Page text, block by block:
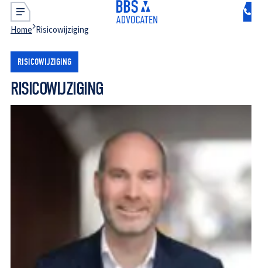
Home Risicowijziging
RISICOWIJZIGING
RISICOWIJZIGING